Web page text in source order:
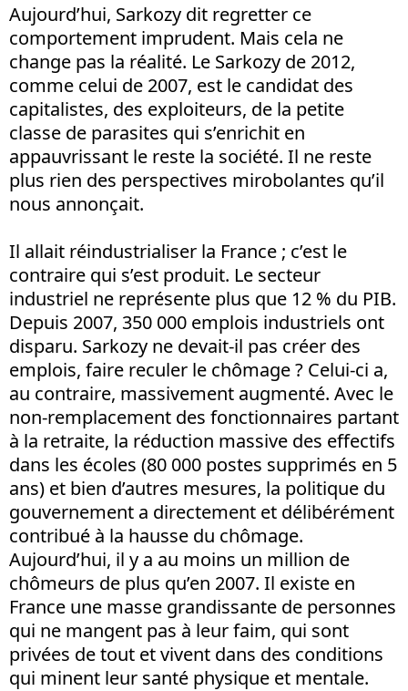
Aujourd’hui, Sarkozy dit regretter ce
comportement imprudent. Mais cela ne
change pas la réalité. Le Sarkozy de 2012,
comme celui de 2007, est le candidat des
capitalistes, des exploiteurs, de la petite
classe de parasites qui s’enrichit en
appauvrissant le reste la société. Il ne reste
plus rien des perspectives mirobolantes qu’il
nous annonçait.
Il allait réindustrialiser la France ; c’est le
contraire qui s’est produit. Le secteur
industriel ne représente plus que 12 % du PIB.
Depuis 2007, 350 000 emplois industriels ont
disparu. Sarkozy ne devait-il pas créer des
emplois, faire reculer le chômage ? Celui-ci a,
au contraire, massivement augmenté. Avec le
non-remplacement des fonctionnaires partant
à la retraite, la réduction massive des effectifs
dans les écoles (80 000 postes supprimés en 5
ans) et bien d’autres mesures, la politique du
gouvernement a directement et délibérément
contribué à la hausse du chômage.
Aujourd’hui, il y a au moins un million de
chômeurs de plus qu’en 2007. Il existe en
France une masse grandissante de personnes
qui ne mangent pas à leur faim, qui sont
privées de tout et vivent dans des conditions
qui minent leur santé physique et mentale.